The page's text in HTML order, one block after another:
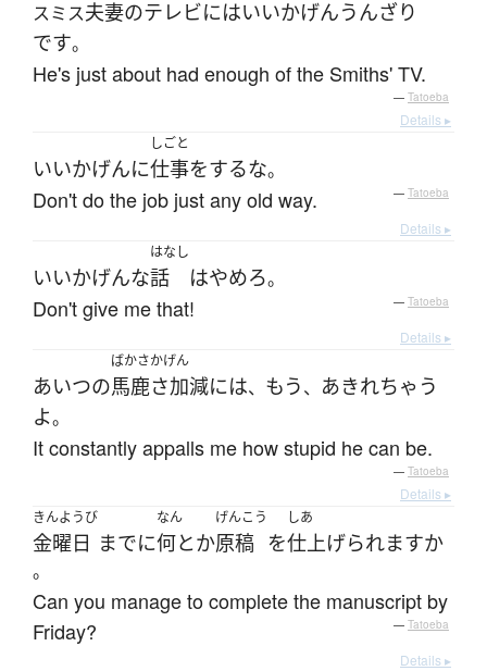
スミス夫妻のテレビにはいいかげんうんざり
です。
He's just about had enough of the Smiths' TV.
— Tatoeba
Details ▸
いいかげんに
しごと
仕事をするな。
Don't do the job just any old way. — Tatoeba
Details ▸
いいかげんな
はなし
話 はやめろ。
Don't give me that! — Tatoeba
Details ▸
あいつの
ばかさかげん
馬鹿さ加減には、 もう、 あきれちゃう
よ。
It constantly appalls me how stupid he can be.
— Tatoeba
Details ▸
きんようび
金曜日 までに
なん
何とか
げんこう
原稿 を
しあ
仕上げられますか
。
Can you manage to complete the manuscript by
Friday?
— Tatoeba
Details ▸